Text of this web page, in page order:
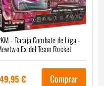
- Baraja Combate de Liga -
Ex del Team Rocket
49,95 € Comprar